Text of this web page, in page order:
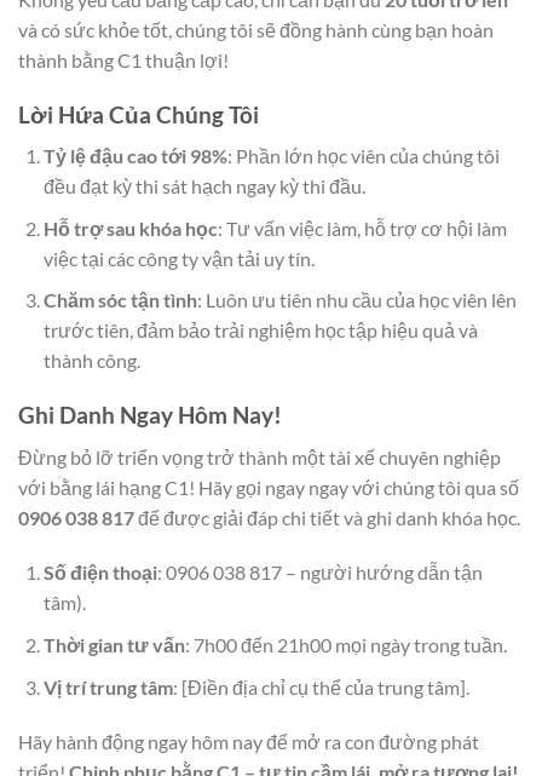
và có sức khỏe tốt, chúng tôi sẽ đồng hành cùng bạn hoàn
thành bằng C1 thuận lợi!
Lời Hứa Của Chúng Tôi
Tỷ lệ đậu cao tới 98%: Phần lớn học viên của chúng tôi
đều đạt kỳ thi sát hạch ngay kỳ thi đầu.
Hỗ trợ sau khóa học: Tư vấn việc làm, hỗ trợ cơ hội làm
việc tại các công ty vận tải uy tín.
Chăm sóc tận tình: Luôn ưu tiên nhu cầu của học viên lên
trước tiên, đảm bảo trải nghiệm học tập hiệu quả và
thành công.
Ghi Danh Ngay Hôm Nay!
Đừng bỏ lỡ triển vọng trở thành một tài xế chuyên nghiệp
với bằng lái hạng C1! Hãy gọi ngay ngay với chúng tôi qua số
0906 038 817để được giải đáp chi tiết và ghi danh khóa học.
Số điện thoại: 0906 038 817 – người hướng dẫn tận
tâm).
Thời gian tư vấn: 7h00 đến 21h00 mọi ngày trong tuần.
Vị trí trung tâm: [Điền địa chỉ cụ thể của trung tâm].
Hãy hành động ngay hôm nay để mở ra con đường phát